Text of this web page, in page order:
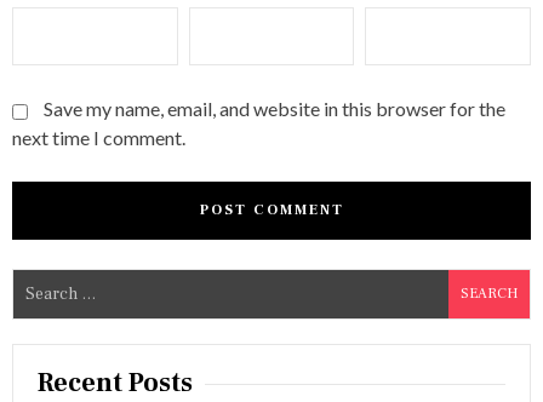
Save my name, email, and website in this browser for the
next time I comment.
e
a
Recent Posts